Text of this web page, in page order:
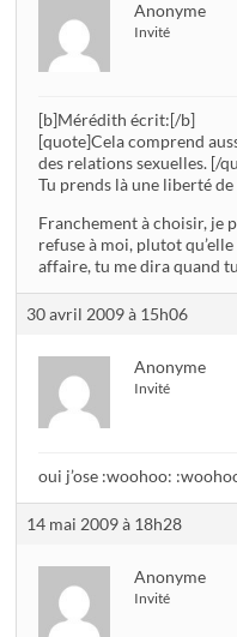
Anonyme
Invité
[b]Mérédith écrit:[/b]
[quote]Cela comprend
des relations sexuelles. [/
Tu prends là une liberté
Franchement à choisir, je
refuse à moi, plutot
affaire, tu me dira quand
30 avril 2009 à 15h06
Anonyme
Invité
oui j’ose :woohoo:
14 mai 2009 à 18h28
Anonyme
Invité